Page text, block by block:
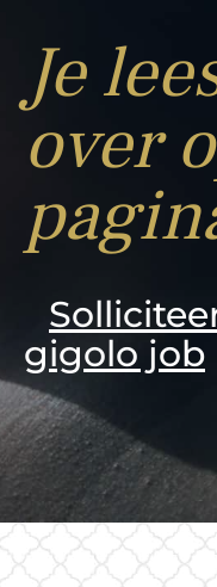
Je
over
gigolo job